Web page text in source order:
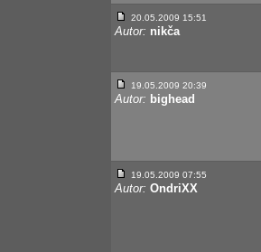
20.05.2009 15:51
Autor: nikča
19.05.2009 20:39
Autor: bighead
19.05.2009 07:55
Autor: OndriXX